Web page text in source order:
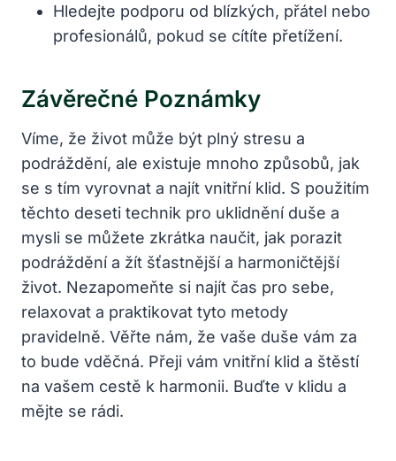
Hledejte podporu od blízkých, přátel nebo
profesionálů, pokud se cítíte přetížení.
Závěrečné Poznámky
Víme, že život může být plný stresu a
podráždění, ale existuje mnoho způsobů, jak
se s tím vyrovnat a najít vnitřní klid. S použitím
těchto deseti technik pro uklidnění duše a
mysli se můžete zkrátka naučit, jak porazit
podráždění a žít šťastnější a harmoničtější
život. Nezapomeňte si najít čas pro sebe,
relaxovat a praktikovat tyto metody
pravidelně. Věřte nám, že vaše duše vám za
to bude vděčná. Přeji vám vnitřní klid a štěstí
na vašem cestě k harmonii. Buďte v klidu a
mějte se rádi.